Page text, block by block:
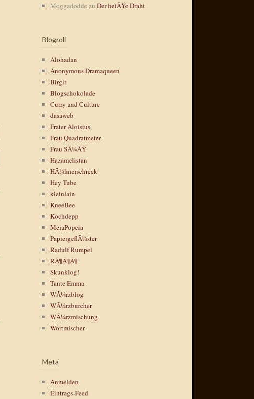
Moggadodde zu Der heiÃŸe Draht
Blogroll
Alohadan
Anonymous Dramaqueen
Birgit
Blogschokolade
Curry and Culture
dasaweb
Frater Aloisius
Frau Quadratmeter
Frau SÃ¼ÃŸ
Hazamelistan
HÃ¼hnerschreck
Hey Tube
kleinlain
KneeBee
Kochdepp
MeiaPopeia
PapiergeflÃ¼ster
Radulf Rumpel
RÃ¶Ã¶Ã¶
Skunklog!
Tante Emma
WÃ¼rzblog
WÃ¼rzburcher
WÃ¼rzmischung
Wortmischer
Meta
Anmelden
Eintrags-Feed